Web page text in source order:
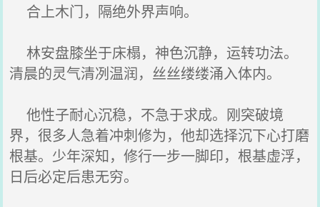
合上木门，隔绝外界声响。
林安盘膝坐于床榻，神色沉静，运转功法。
清晨的灵气清冽温润，丝丝缕缕涌入体内。
他性子耐心沉稳，不急于求成。刚突破境
界，很多人急着冲刺修为，他却选择沉下心打磨
根基。少年深知，修行一步一脚印，根基虚浮，
日后必定后患无穷。